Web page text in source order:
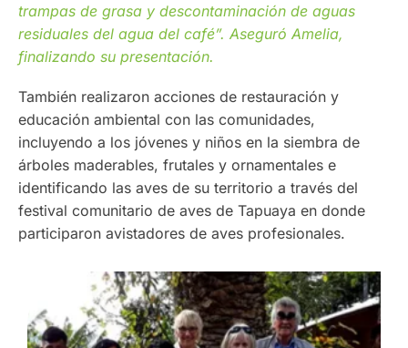
trampas de grasa y descontaminación de aguas
residuales del agua del café”. Aseguró Amelia,
finalizando su presentación.
También realizaron acciones de restauración y
educación ambiental con las comunidades,
incluyendo a los jóvenes y niños en la siembra de
árboles maderables, frutales y ornamentales e
identificando las aves de su territorio a través del
festival comunitario de aves de Tapuaya en donde
participaron avistadores de aves profesionales.